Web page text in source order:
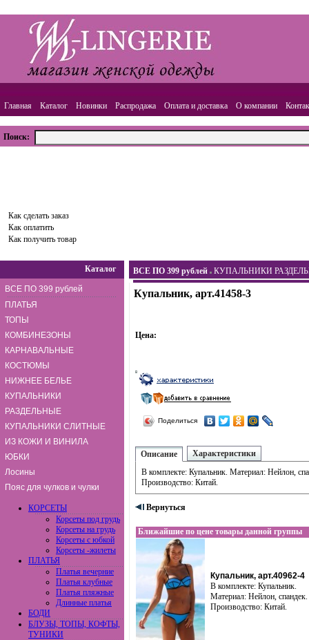
Главная Каталог Новинки Распродажа Оплата и доставка О компании
Поиск:
Как сделать заказ
Как оплатить
Как получить товар
Каталог
ВСЕ ПО 399 рублей
ПЛАТЬЯ
ТОПЫ
КОМБИНЕЗОНЫ
КАРНАВАЛЬНЫЕ
КОСТЮМЫ
НИЖНЕЕ БЕЛЬЕ
КУПАЛЬНИКИ
РАЗДЕЛЬНЫЕ
КУПАЛЬНИКИ СЛИТНЫЕ
ИЗ КОЖИ И ВИНИЛА
ЮБКИ
Лосины
Пояс для чулков и чулки
КОРСЕТЫ
Корсеты под грудь
Корсеты на грудь
Корсеты с юбкой
Корсеты -жилеты
ПЛАТЬЯ
Платья вечерние
Платья клубные
Платья пляжные
Длинные платья
БОДИ
БЛУЗЫ, ТОПЫ, КОФТЫ,
ТУНИКИ
ВСЕ ПО 399 рублей КУПАЛЬНИКИ
Купальник, арт.41458-3
Цена:
Поделиться
Описание
Характеристики
В комплекте: Купальник. Материал: Нейлон,
Производство: Китай.
Вернуться
Ближайшие по цене товары данной группы
Купальник, арт.40962-4
В комплекте: Купальник.
Материал: Нейлон, спандек.
Производство: Китай.